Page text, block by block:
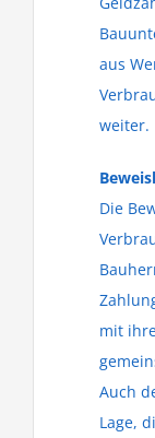
aus
weiter.
Die
mit
Auch
Lage,